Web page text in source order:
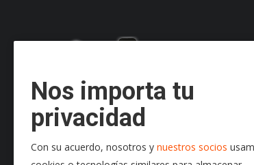
Nos importa tu
privacidad
Con su acuerdo, nosotros y nuestros socios